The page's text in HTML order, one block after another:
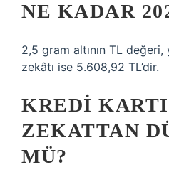
NE KADAR
2,5 gram altının TL değeri,
zekâtı ise 5.608,92 TL’dir.
KREDI
ZEKATTAN
MÜ?